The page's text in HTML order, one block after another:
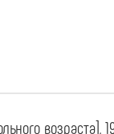
возраста],